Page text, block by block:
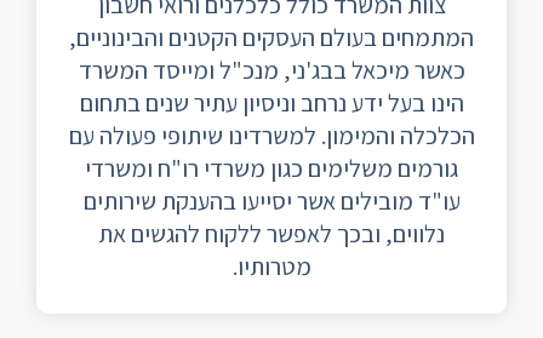
המתמחים בעולם העסקים הקטנים והבינוניים,
כאשר מיכאל בבג'ני, מנכ"ל ומייסד המשרד
הינו בעל ידע נרחב וניסיון עתיר שנים בתחום
הכלכלה והמימון. למשרדינו שיתופי פעולה עם
גורמים משלימים כגון משרדי רו"ח ומשרדי
עו"ד מובילים אשר יסייעו בהענקת שירותים
נלווים, ובכך לאפשר ללקוח להגשים את
מטרותיו.